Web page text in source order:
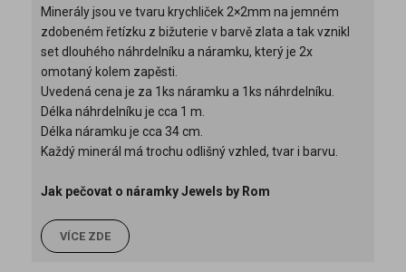
Minerály jsou ve tvaru krychliček 2×2mm na jemném
zdobeném řetízku z bižuterie v barvě zlata a tak vznikl
set dlouhého náhrdelníku a náramku, který je 2x
omotaný kolem zapěsti.
Uvedená cena je za 1ks náramku a 1ks náhrdelníku.
Délka náhrdelníku je cca 1 m.
Délka náramku je cca 34 cm.
Každý minerál má trochu odlišný vzhled, tvar i barvu.
Jak pečovat o náramky Jewels by Rom
VÍCE ZDE